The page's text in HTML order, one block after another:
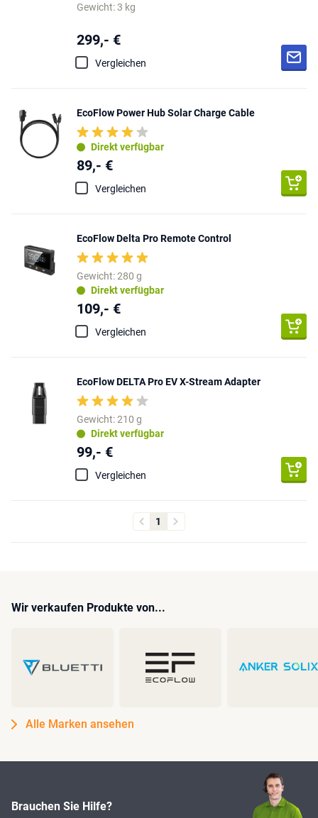
Gewicht: 3 kg
299,- €
Vergleichen
EcoFlow Power Hub Solar Charge Cable
Direkt verfügbar
89,- €
Vergleichen
EcoFlow Delta Pro Remote Control
Gewicht: 280 g
Direkt verfügbar
109,- €
Vergleichen
EcoFlow DELTA Pro EV X-Stream Adapter
Gewicht: 210 g
Direkt verfügbar
99,- €
Vergleichen
1
Wir verkaufen Produkte von...
Alle Marken ansehen
Brauchen Sie Hilfe?